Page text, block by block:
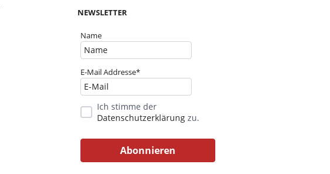
NEWSLETTER
Name
E-Mail Addresse*
Ich stimme der
Datenschutzerklärung zu.